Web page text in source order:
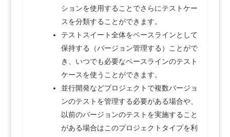
ションを使用することでさらにテストケー
スを分類することができます。
テストスイート全体をベースラインとして
保持する（バージョン管理する）ことがで
き、いつでも必要なベースラインのテスト
ケースを使うことができます。
並行開発などプロジェクトで複数バージョ
ンのテストを管理する必要がある場合や、
以前のバージョンのテストを実施すること
がある場合はこのプロジェクトタイプを利